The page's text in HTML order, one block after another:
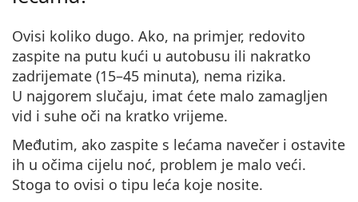
Persol
Prada
Sve marke sunčanih naočala
Ovisi koliko dugo. Ako, na primjer, redovito
zaspite na putu kući u autobusu ili nakratko
zadrijemate (15–45 minuta), nema rizika.
U najgorem slučaju, imat ćete malo zamagljen
vid i suhe oči na kratko vrijeme.
Međutim, ako zaspite s lećama navečer i ostavite
ih u očima cijelu noć, problem je malo veći.
Stoga to ovisi o tipu leća koje nosite.